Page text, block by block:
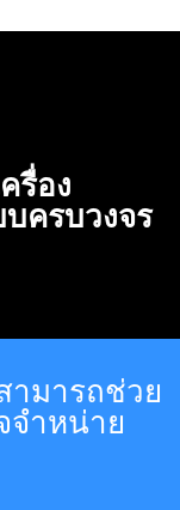
รื่อง
ครบวงจร
ามารถช่วย
จำหน่าย